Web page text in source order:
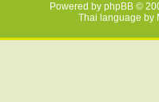
Powered by phpBB ©
Thai language by